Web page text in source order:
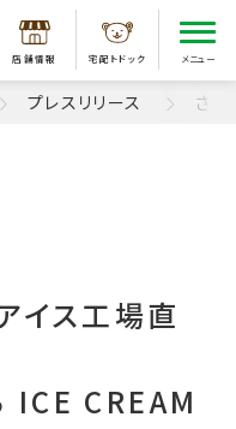
店舗情報 宅配トドック メニュー
プレスリリース さく
イス工場直
ICE CREAM